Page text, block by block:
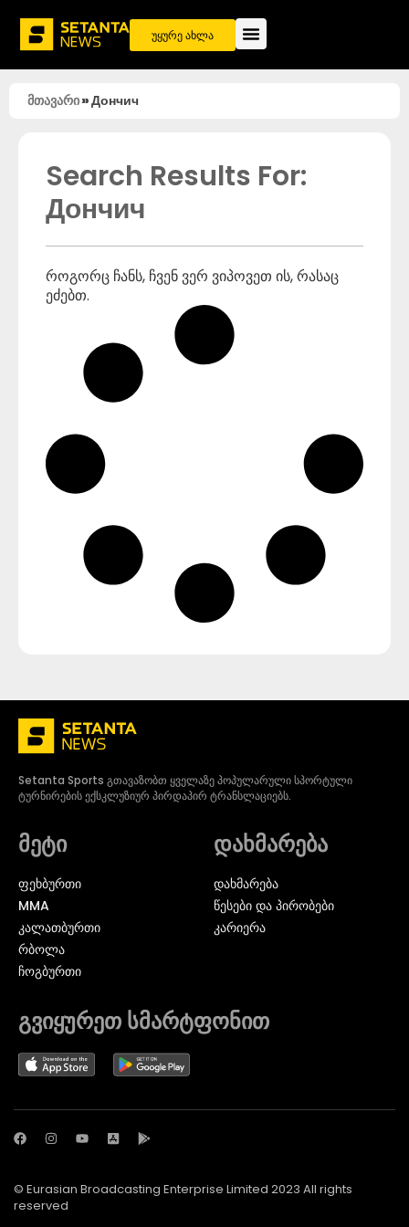
უყურე ახლა
მთავარი»Дончич
Search Results For:
Дончич
როგორც ჩანს, ჩვენ ვერ ვიპოვეთ ის, რასაც
ეძებთ.
Setanta Sports გთავაზობთ ყველაზე პოპულარული სპორტული
ტურნირების ექსკლუზიურ პირდაპირ ტრანსლაციებს.
მეტი
ᲤᲔᲮᲑᲣᲠᲗᲘ
MMA
ᲙᲐᲚᲐᲗᲑᲣᲠᲗᲘ
ᲠᲑᲝᲚᲐ
ᲩᲝᲒᲑᲣᲠᲗᲘ
დახმარება
დახმარება
წესები და პირობები
კარიერა
გვიყურეთ სმარტფონით
© Eurasian Broadcasting Enterprise Limited 2023 All rights
reserved